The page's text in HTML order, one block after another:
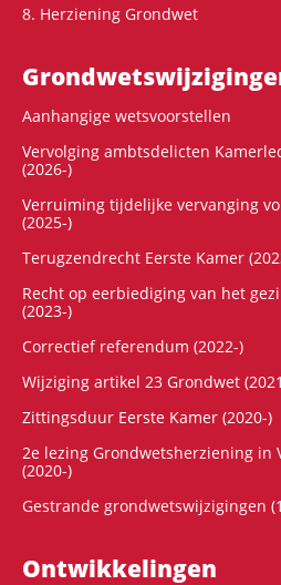
8. Herziening Grondwet
Aanhangige wetsvoorstellen
Vervolging ambtsdelicten
(2026-)
Verruiming tijdelijke vervanging
(2025-)
Terugzendrecht Eerste Kamer
Recht op eerbiediging van het
(2023-)
Correctief referendum (2022-)
Wijziging artikel 23 Grondwet
Zittingsduur Eerste Kamer (2020-)
2e lezing Grondwetsherziening in
(2020-)
Gestrande grondwetswijzigingen
Ontwikke­lingen